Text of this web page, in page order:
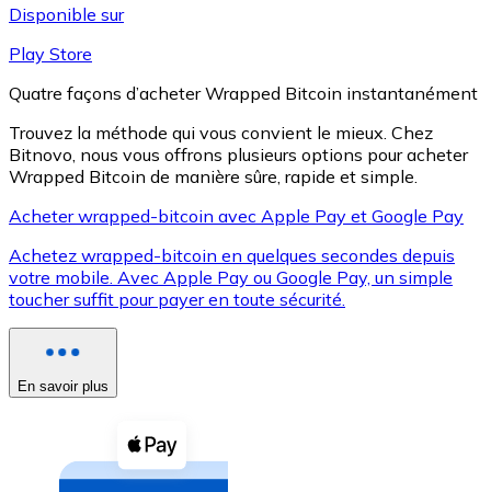
XRP
XRP
Voir toutes
Coupons crypto
Achetez des cryptomonnaies en espèces et d'autres
Disponible sur
Play Store
Quatre façons d’acheter Wrapped Bitcoin instantanément
Trouvez la méthode qui vous convient le mieux. Chez
Bitnovo, nous vous offrons plusieurs options pour acheter
Wrapped Bitcoin de manière sûre, rapide et simple.
Acheter wrapped-bitcoin avec Apple Pay et Google Pay
Achetez wrapped-bitcoin en quelques secondes depuis
votre mobile. Avec Apple Pay ou Google Pay, un simple
toucher suffit pour payer en toute sécurité.
En savoir plus